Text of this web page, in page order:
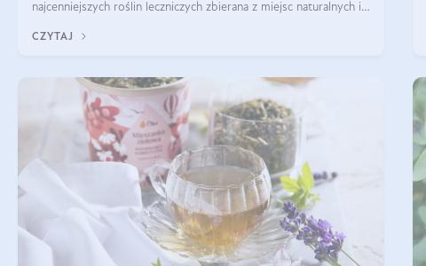
najcenniejszych roślin leczniczych zbierana z miejsc naturalnych i
tysięcy lat. Była zal
CZYTAJ